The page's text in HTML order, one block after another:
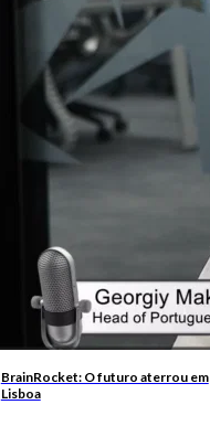
BrainRocket: O futuro aterrou em
Lisboa